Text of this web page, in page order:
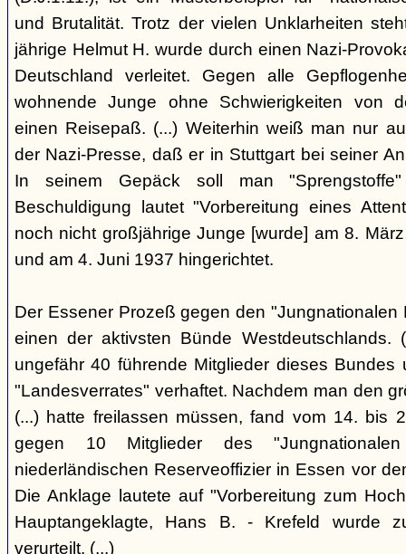
und Brutalität. Trotz der vielen Unklarheiten
jährige Helmut H. wurde durch einen Nazi-
Deutschland verleitet. Gegen alle
wohnende Junge ohne Schwierigkeiten von
einen Reisepaß. (...) Weiterhin weiß man nur
der Nazi-Presse, daß er in Stuttgart bei seiner
In seinem Gepäck soll man
Beschuldigung lautet "Vorbereitung eines
noch nicht großjährige Junge [wurde] am 8.
und am 4. Juni 1937 hingerichtet.
Der Essener Prozeß gegen den "Jungnationalen
einen der aktivsten Bünde Westdeutschlands.
ungefähr 40 führende Mitglieder dieses Bundes
"Landesverrates" verhaftet. Nachdem man den
(...) hatte freilassen müssen, fand vom 14. bis
gegen 10 Mitglieder des
niederländischen Reserveoffizier in Essen vor
Die Anklage lautete auf "Vorbereitung zum
Hauptangeklagte, Hans B. - Krefeld wurde
verurteilt. (...)